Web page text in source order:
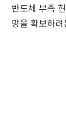
반도체 부족
망을 확보하